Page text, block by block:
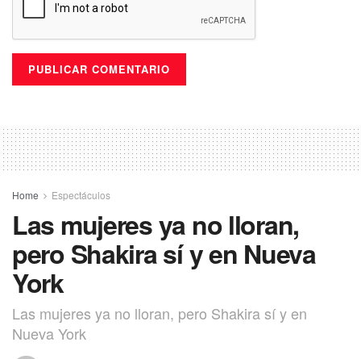
Home Espectáculos
Las mujeres ya no lloran,
pero Shakira sí y en Nueva
York
Las mujeres ya no lloran, pero Shakira sí y en
Nueva York